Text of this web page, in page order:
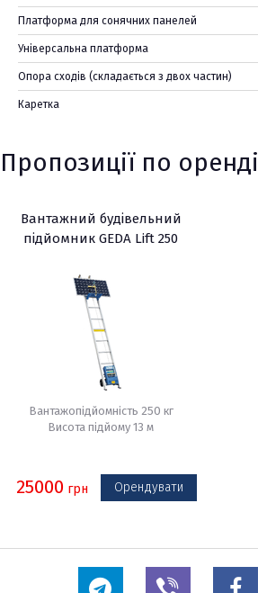
Платформа для сонячних панелей
Універсальна платформа
Опора сходів (складається з двох частин)
Каретка
Пропозиції по оренді
Вантажний будівельний
підйомник GEDA Lift 250
Вантажопідйомність 250 кг
Висота підйому 13 м
25000 грн Орендувати